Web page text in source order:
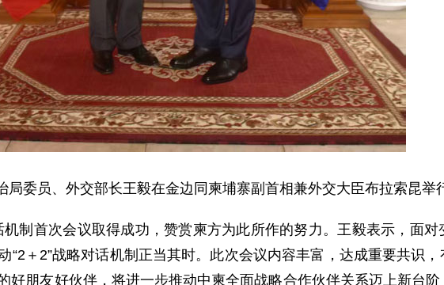
委员、外交部长王毅在金边同柬埔寨副首相兼外交大臣布拉索昆举
机制首次会议取得成功，赞赏柬方为此所作的努力。王毅表示，面
“2＋2”战略对话机制正当其时。此次会议内容丰富，达成重要共识
好朋友好伙伴，将进一步推动中柬全面战略合作伙伴关系迈上新台